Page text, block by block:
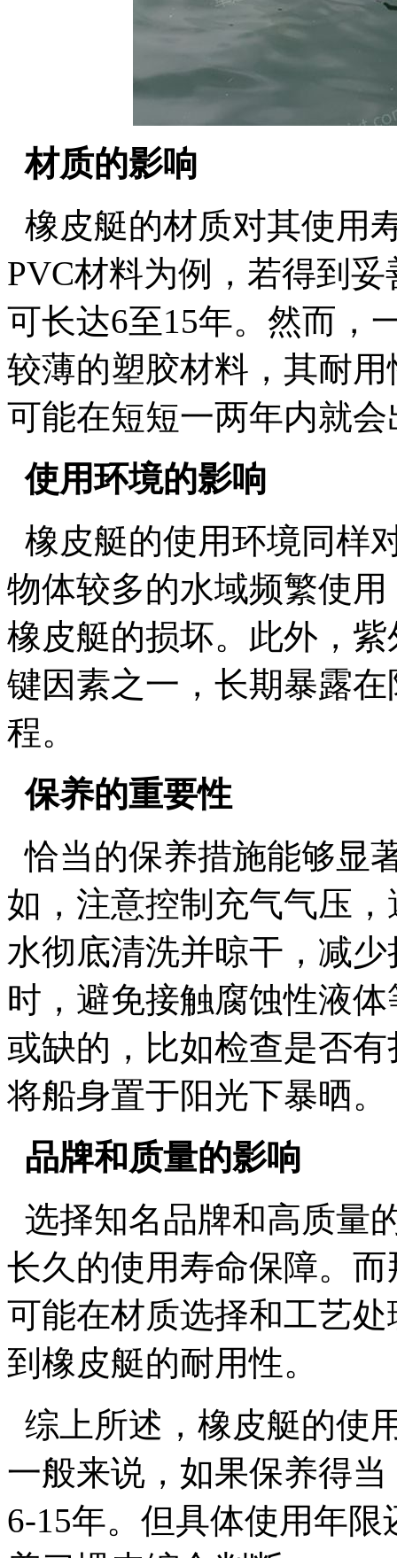
材质的影响
橡皮艇的材质对其使用
PVC材料为例，若得到
可长达6至15年。然而，
较薄的塑胶材料，其耐
可能在短短一两年内就
使用环境的影响
橡皮艇的使用环境同样
物体较多的水域频繁使
橡皮艇的损坏。此外，
键因素之一，长期暴露
程。
保养的重要性
恰当的保养措施能够显
如，注意控制充气气压
水彻底清洗并晾干，减
时，避免接触腐蚀性液
或缺的，比如检查是否
将船身置于阳光下暴晒。
品牌和质量的影响
选择知名品牌和高质量
长久的使用寿命保障。
可能在材质选择和工艺
到橡皮艇的耐用性。
综上所述，橡皮艇的使
一般来说，如果保养得
6-15年。但具体使用年